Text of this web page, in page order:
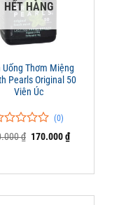
HẾT HÀNG
Uống Thơm Miệng
Pearls Original 50
Viên Úc
(0)
₫ Giá
170.000₫Giá
hiện
170.000 ₫.